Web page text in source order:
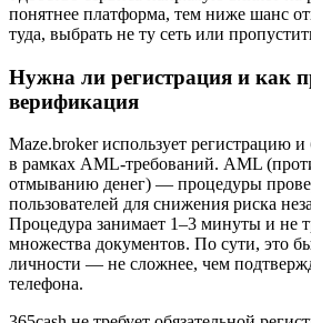
понятнее платформа, тем ниже шанс
туда, выбрать не ту сеть или
Нужна ли регистрация и как
верификация
Maze.broker использует регистрацию
в рамках AML-требований. AML
отмыванию денег) — процедуры
пользователей для снижения риска
Процедура занимает 1–3 минуты и не
множества документов. По сути, это
личности — не сложнее, чем
телефона.